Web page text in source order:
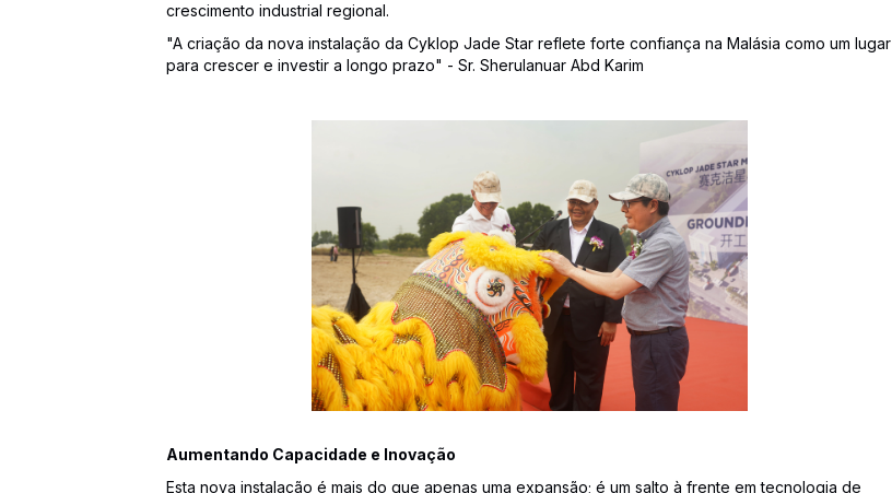
crescimento industrial regional.
"A criação da nova instalação da Cyklop Jade Star reflete forte confiança na Malásia como um lugar
para crescer e investir a longo prazo" - Sr. Sherulanuar Abd Karim
Aumentando Capacidade e Inovação
Esta nova instalação é mais do que apenas uma expansão; é um salto à frente em tecnologia de